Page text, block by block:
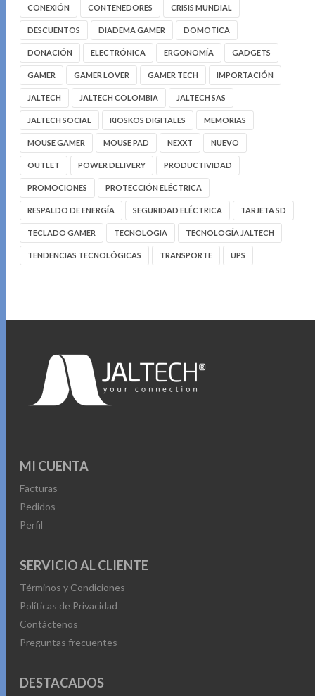
CONEXIÓN CONTENEDORES CRISIS MUNDIAL
DESCUENTOS DIADEMA GAMER DOMOTICA
DONACIÓN ELECTRÓNICA ERGONOMÍA GADGETS
GAMER GAMER LOVER GAMER TECH IMPORTACIÓN
JALTECH JALTECH COLOMBIA JALTECH SAS
JALTECH SOCIAL KIOSKOS DIGITALES MEMORIAS
MOUSE GAMER MOUSE PAD NEXXT NUEVO
OUTLET POWER DELIVERY PRODUCTIVIDAD
PROMOCIONES PROTECCIÓN ELÉCTRICA
RESPALDO DE ENERGÍA SEGURIDAD ELÉCTRICA TARJETA SD
TECLADO GAMER TECNOLOGIA TECNOLOGÍA JALTECH
TENDENCIAS TECNOLÓGICAS TRANSPORTE UPS
MI CUENTA
Facturas
Pedidos
Perfil
SERVICIO AL CLIENTE
Términos y Condiciones
Políticas de Privacidad
Contáctenos
Preguntas frecuentes
DESTACADOS